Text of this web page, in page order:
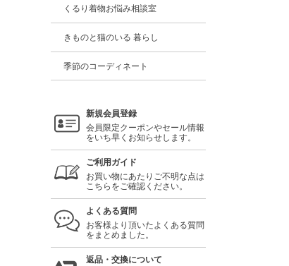
くるり着物お悩み相談室
きものと猫のいる 暮らし
季節のコーディネート
新規会員登録
会員限定クーポンやセール情報
をいち早くお知らせします。
ご利用ガイド
お買い物にあたりご不明な点は
こちらをご確認ください。
よくある質問
お客様より頂いたよくある質問
をまとめました。
返品・交換について